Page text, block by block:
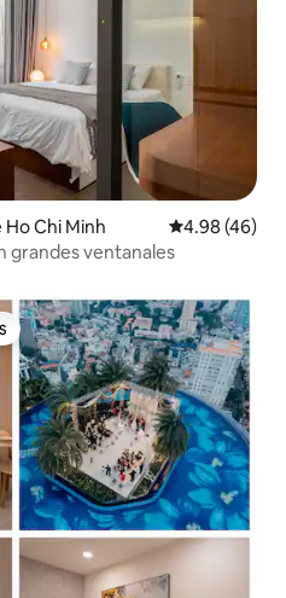
Chi Minh Calificación
4.98 (46)
grandes ventanales